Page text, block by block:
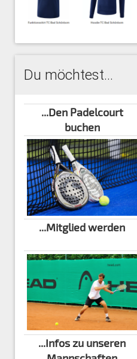
Du möchtest...
...Den Padelcourt
buchen
...Mitglied werden
...Infos zu unseren